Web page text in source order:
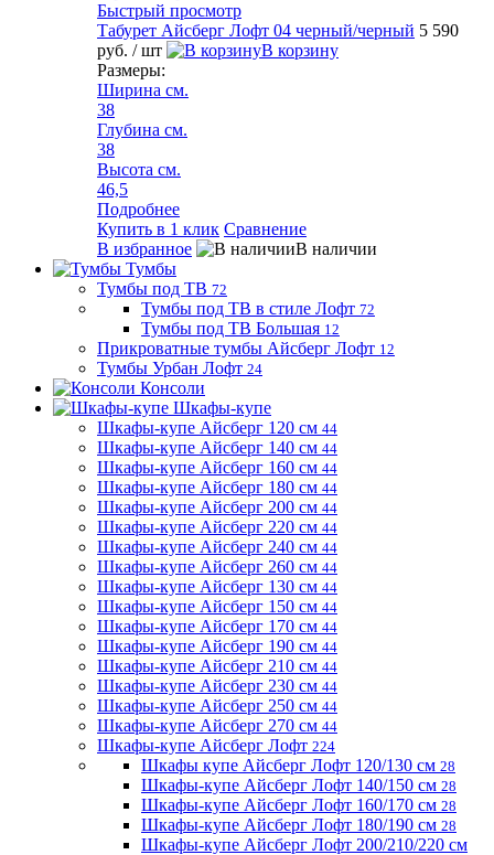
Быстрый просмотр
Табурет Айсберг Лофт 04 черный/черный 5 590
руб. / шт
В корзину
Размеры:
Ширина см.
38
Глубина см.
38
Высота см.
46,5
Подробнее
Купить в 1 клик Сравнение
В избранное
В наличии
Тумбы
Тумбы под ТВ 72
Тумбы под ТВ в стиле Лофт 72
Тумбы под ТВ Большая 12
Прикроватные тумбы Айсберг Лофт 12
Тумбы Урбан Лофт 24
Консоли
Шкафы-купе
Шкафы-купе Айсберг 120 см 44
Шкафы-купе Айсберг 140 см 44
Шкафы-купе Айсберг 160 см 44
Шкафы-купе Айсберг 180 см 44
Шкафы-купе Айсберг 200 см 44
Шкафы-купе Айсберг 220 см 44
Шкафы-купе Айсберг 240 см 44
Шкафы-купе Айсберг 260 см 44
Шкафы-купе Айсберг 130 см 44
Шкафы-купе Айсберг 150 см 44
Шкафы-купе Айсберг 170 см 44
Шкафы-купе Айсберг 190 см 44
Шкафы-купе Айсберг 210 см 44
Шкафы-купе Айсберг 230 см 44
Шкафы-купе Айсберг 250 см 44
Шкафы-купе Айсберг 270 см 44
Шкафы-купе Айсберг Лофт 224
Шкафы купе Айсберг Лофт 120/130 см 28
Шкафы-купе Айсберг Лофт 140/150 см 28
Шкафы-купе Айсберг Лофт 160/170 см 28
Шкафы-купе Айсберг Лофт 180/190 см 28
Шкафы-купе Айсберг Лофт 200/210/220 см